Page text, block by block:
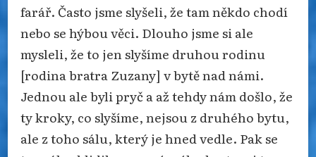
farář. Často jsme slyšeli, že tam někdo chodí
nebo se hýbou věci. Dlouho jsme si ale
mysleli, že to jen slyšíme druhou rodinu
[rodina bratra Zuzany] v bytě nad námi.
Jednou ale byli pryč a až tehdy nám došlo, že
ty kroky, co slyšíme, nejsou z druhého bytu,
ale z toho sálu, který je hned vedle. Pak se